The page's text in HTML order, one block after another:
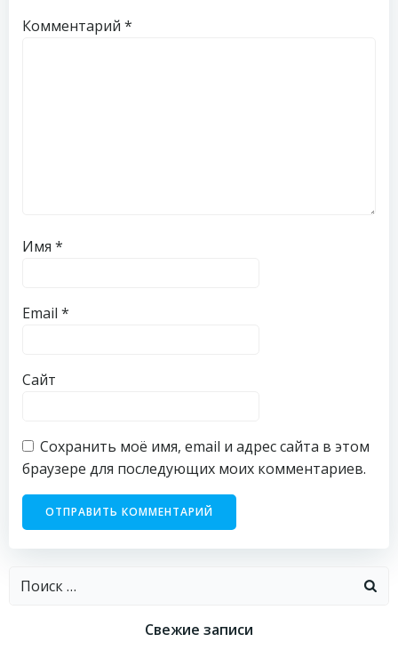
Комментарий *
Имя *
Email *
Сайт
Сохранить моё имя, email и адрес сайта в этом
браузере для последующих моих комментариев.
Найти:
Свежие записи